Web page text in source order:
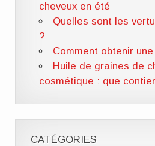
cheveux en été
Quelles sont les
?
Comment obtenir
Huile de graines de
cosmétique : que
CATÉGORIES